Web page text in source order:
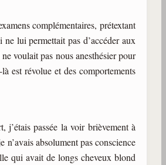
complémentaires, prétextant
lui permettait pas d’accéder aux
voulait pas nous anesthésier pour
est révolue et des comportements
passée la voir brièvement à
n’avais absolument pas conscience
qui avait de longs cheveux blond